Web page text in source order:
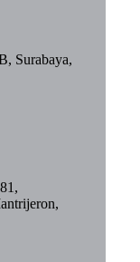
Surabaya,